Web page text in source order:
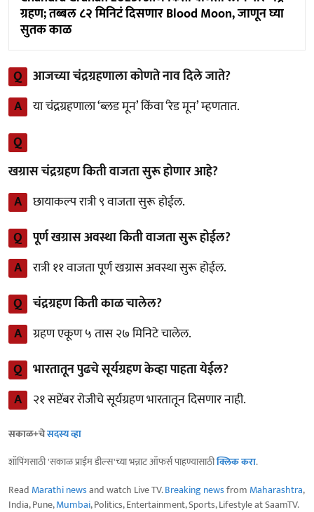
ग्रहण; तब्बल ८२ मिनिटं दिसणार Blood Moon, जाणून घ्या
सुतक काळ
Q आजच्या चंद्रग्रहणाला कोणते नाव दिले जाते?
A या चंद्रग्रहणाला ‘ब्लड मून’ किंवा ‘रेड मून’ म्हणतात.
Q
खग्रास चंद्रग्रहण किती वाजता सुरू होणार आहे?
A छायाकल्प रात्री ९ वाजता सुरू होईल.
Q पूर्ण खग्रास अवस्था किती वाजता सुरू होईल?
A रात्री ११ वाजता पूर्ण खग्रास अवस्था सुरू होईल.
Q चंद्रग्रहण किती काळ चालेल?
A ग्रहण एकूण ५ तास २७ मिनिटे चालेल.
Q भारतातून पुढचे सूर्यग्रहण केव्हा पाहता येईल?
A २१ सप्टेंबर रोजीचे सूर्यग्रहण भारतातून दिसणार नाही.
सकाळ+चेसदस्य व्हा
शॉपिंगसाठी 'सकाळ प्राईम डील्स'च्या भन्नाट ऑफर्स पाहण्यासाठीक्लिक करा.
Read Marathi newsand watch Live TV.Breaking newsfrom Maharashtra,
India, Pune,Mumbai, Politics, Entertainment, Sports, Lifestyle at SaamTV.